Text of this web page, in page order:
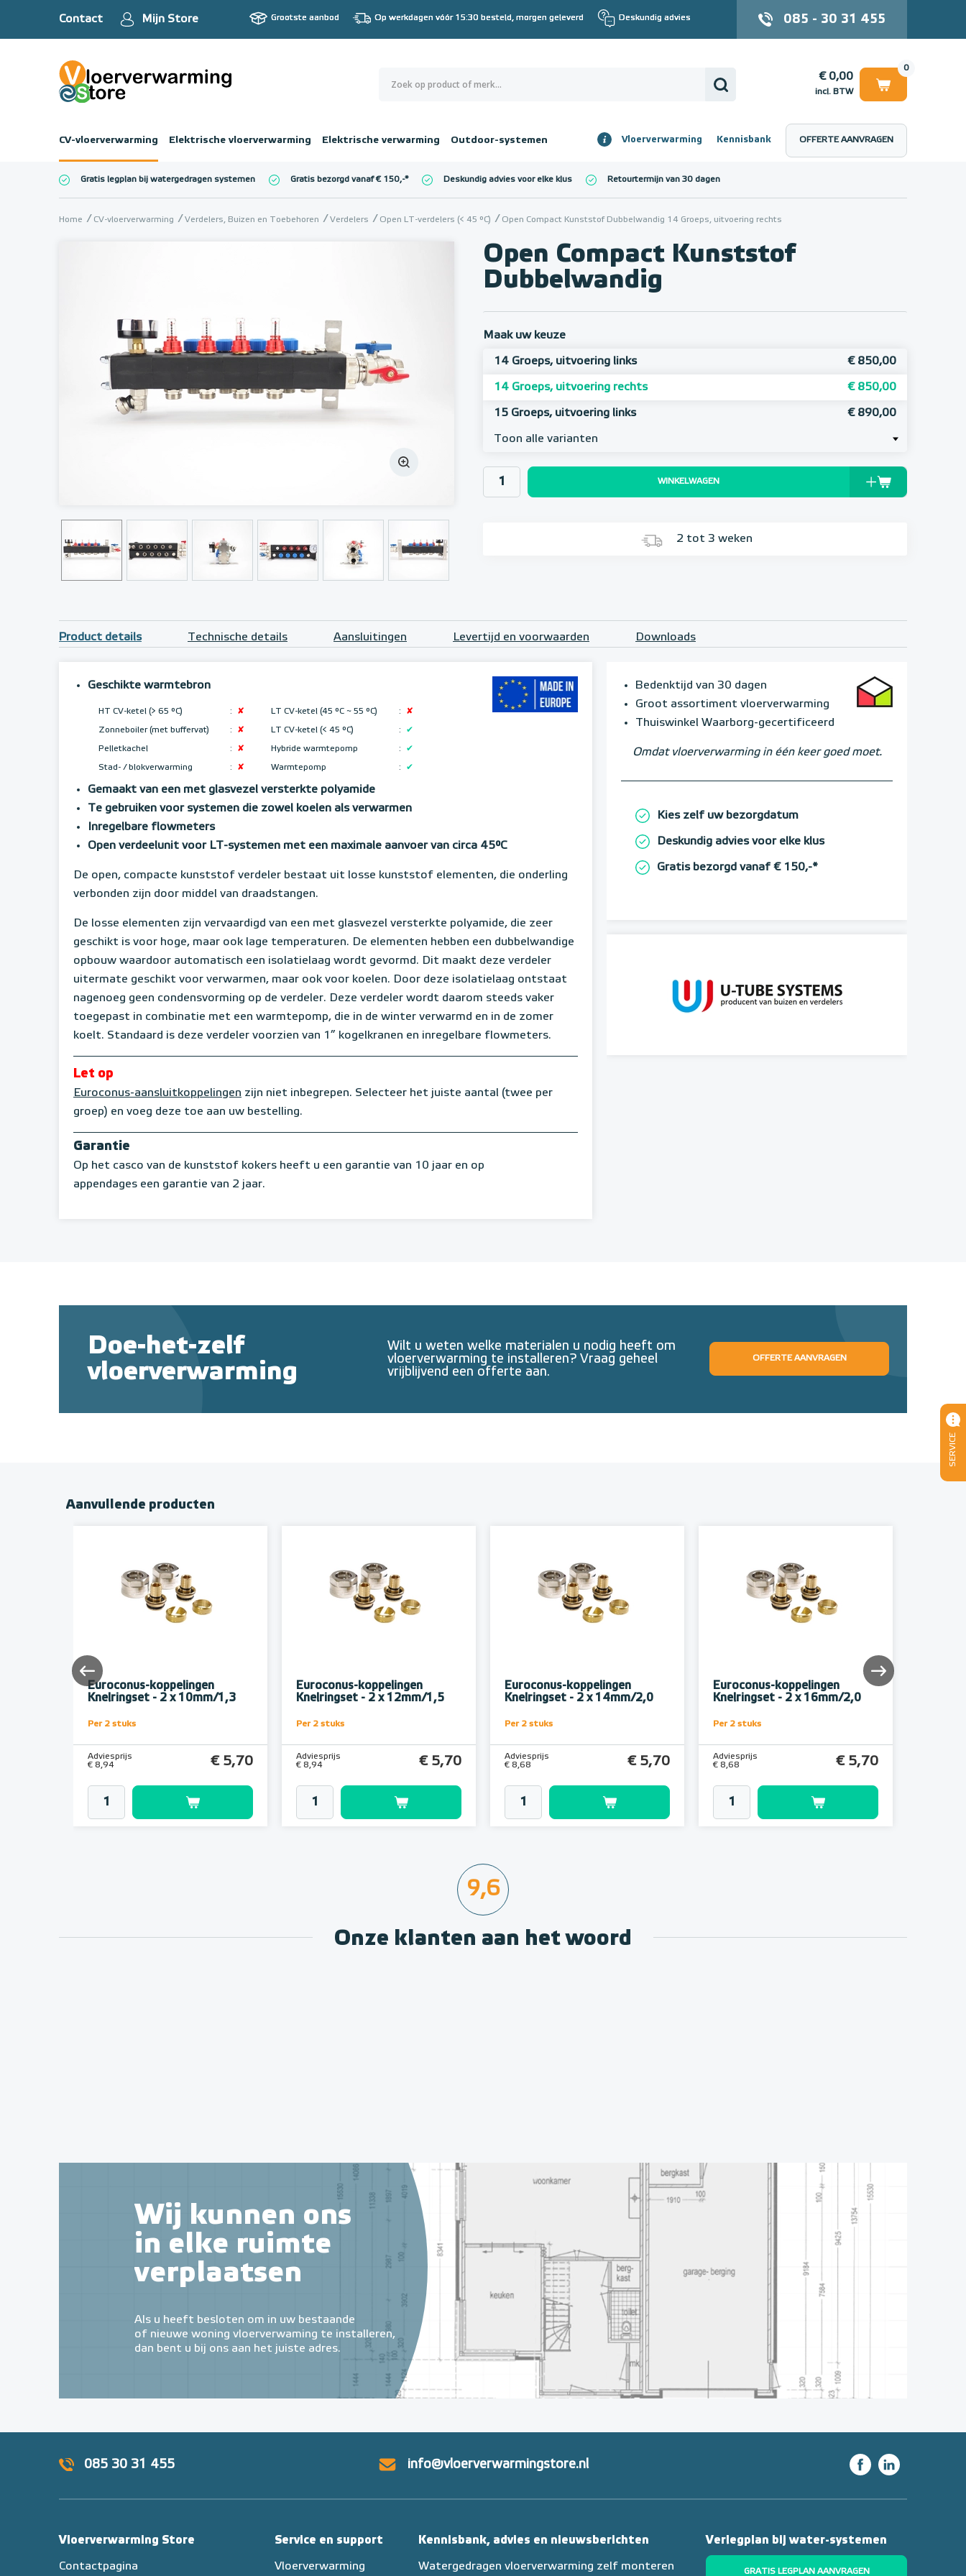
Contact Mijn Store Grootste aanbod Op werkdagen vóór 15:30 besteld, morgen geleverd Deskundig advies 085 - 30 31 455
0
€ 0,00
incl. BTW
€ 0,00
CV-vloerverwarming Elektrische vloerverwarming Elektrische verwarming Outdoor-systemen
€ 0,00 Vloerverwarming Kennisbank OFFERTE AANVRAGEN
Gratis legplan bij watergedragen systemen Gratis bezorgd vanaf € 150,-* Deskundig advies voor elke klus Retourtermijn van 30 dagen
Home CV-vloerverwarming Verdelers, Buizen en Toebehoren Verdelers Open LT-verdelers (< 45 °C) Open Compact Kunststof Dubbelwandig 14 Groeps, uitvoering rechts
Open Compact Kunststof
Dubbelwandig
Maak uw keuze
14 Groeps, uitvoering links € 850,00
14 Groeps, uitvoering rechts € 850,00
15 Groeps, uitvoering links € 890,00
Toon alle varianten
WINKELWAGEN
2 tot 3 weken
Product details Technische details Aansluitingen Levertijd en voorwaarden Downloads
Geschikte warmtebron
HT CV-ketel (> 65 °C) : ✘ LT CV-ketel (45 °C ~ 55 °C) : ✘
Zonneboiler (met buffervat) : ✘ LT CV-ketel (< 45 °C) : ✔
Pelletkachel : ✘ Hybride warmtepomp : ✔
Stad- / blokverwarming : ✘ Warmtepomp : ✔
Gemaakt van een met glasvezel versterkte polyamide
Te gebruiken voor systemen die zowel koelen als verwarmen
Inregelbare flowmeters
Open verdeelunit voor LT-systemen met een maximale aanvoer van circa 45°C
De open, compacte kunststof verdeler bestaat uit losse kunststof elementen, die onderling
verbonden zijn door middel van draadstangen.
De losse elementen zijn vervaardigd van een met glasvezel versterkte polyamide, die zeer
geschikt is voor hoge, maar ook lage temperaturen. De elementen hebben een dubbelwandige
opbouw waardoor automatisch een isolatielaag wordt gevormd. Dit maakt deze verdeler
uitermate geschikt voor verwarmen, maar ook voor koelen. Door deze isolatielaag ontstaat
nagenoeg geen condensvorming op de verdeler. Deze verdeler wordt daarom steeds vaker
toegepast in combinatie met een warmtepomp, die in de winter verwarmd en in de zomer
koelt. Standaard is deze verdeler voorzien van 1” kogelkranen en inregelbare flowmeters.
Let op
Euroconus-aansluitkoppelingen zijn niet inbegrepen. Selecteer het juiste aantal (twee per
groep) en voeg deze toe aan uw bestelling.
Garantie
Op het casco van de kunststof kokers heeft u een garantie van 10 jaar en op
appendages een garantie van 2 jaar.
Bedenktijd van 30 dagen
Groot assortiment vloerverwarming
Thuiswinkel Waarborg-gecertificeerd
Omdat vloerverwarming in één keer goed moet.
Kies zelf uw bezorgdatum
Deskundig advies voor elke klus
Gratis bezorgd vanaf € 150,-*
Doe-het-zelf
vloerverwarming
Wilt u weten welke materialen u nodig heeft om
vloerverwarming te installeren? Vraag geheel
vrijblijvend een offerte aan.
OFFERTE AANVRAGEN
Aanvullende producten
Euroconus-koppelingen
Knelringset - 2 x 10mm/1,3
Per 2 stuks
Adviesprijs
€ 8,94
€ 5,70
Euroconus-koppelingen
Knelringset - 2 x 12mm/1,5
Per 2 stuks
Adviesprijs
€ 8,94
€ 5,70
Euroconus-koppelingen
Knelringset - 2 x 14mm/2,0
Per 2 stuks
Adviesprijs
€ 8,68
€ 5,70
Euroconus-koppelingen
Knelringset - 2 x 16mm/2,0
Per 2 stuks
Adviesprijs
€ 8,68
€ 5,70
9,6
Onze klanten aan het woord
Wij kunnen ons
in elke ruimte
verplaatsen
Als u heeft besloten om in uw bestaande
of nieuwe woning vloerverwaming te installeren,
dan bent u bij ons aan het juiste adres.
085 30 31 455 info@vloerverwarmingstore.nl
Vloerverwarming Store
Contactpagina
Service en support
Vloerverwarming
Kennisbank, advies en nieuwsberichten
Watergedragen vloerverwarming zelf monteren
Verlegplan bij water-systemen
GRATIS LEGPLAN AANVRAGEN
SERVICE